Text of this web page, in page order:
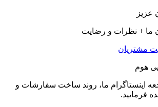
عزیز
ما + نظرات و رضایت
مشتريان
هوم
اینستاگرام ما، روند ساخت سفارشات و
فرمایید.